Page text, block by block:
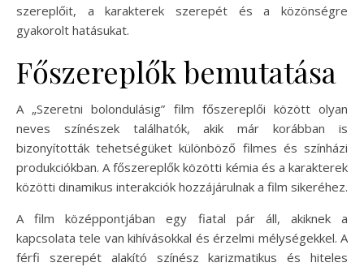
szereplőit, a karakterek szerepét és a közönségre
gyakorolt hatásukat.
Főszereplők bemutatása
A „Szeretni bolondulásig” film főszereplői között olyan
neves színészek találhatók, akik már korábban is
bizonyították tehetségüket különböző filmes és színházi
produkciókban. A főszereplők közötti kémia és a karakterek
közötti dinamikus interakciók hozzájárulnak a film sikeréhez.
A film középpontjában egy fiatal pár áll, akiknek a
kapcsolata tele van kihívásokkal és érzelmi mélységekkel. A
férfi szerepét alakító színész karizmatikus és hiteles